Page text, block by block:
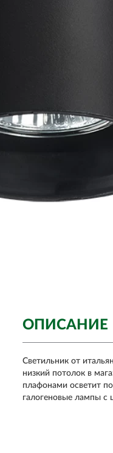
ОПИСАНИЕ
Светильник от
низкий потолок в
плафонами осветит
галогеновые лампы